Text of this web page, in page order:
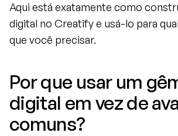
Aqui está exatamente como
digital no Creatify e usá-lo para
que você precisar.
Por que usar um
digital em vez de
comuns?